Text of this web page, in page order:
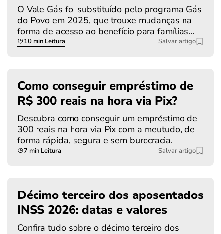
O Vale Gás foi substituído pelo programa Gás
do Povo em 2025, que trouxe mudanças na
forma de acesso ao benefício para famílias…
10 min Leitura Salvar artigo
Como conseguir empréstimo de
R$ 300 reais na hora via Pix?
Descubra como conseguir um empréstimo de
300 reais na hora via Pix com a meutudo, de
forma rápida, segura e sem burocracia.
7 min Leitura Salvar artigo
Décimo terceiro dos aposentados
INSS 2026: datas e valores
Confira tudo sobre o décimo terceiro dos